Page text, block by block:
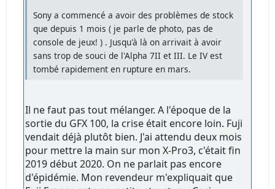
Sony a commencé a avoir des problèmes de stock
que depuis 1 mois ( je parle de photo, pas de
console de jeux! ) . Jusqu'à là on arrivait à avoir
sans trop de souci de l'Alpha 7II et III. Le IV est
tombé rapidement en rupture en mars.
Il ne faut pas tout mélanger. A l'époque de la
sortie du GFX 100, la crise était encore loin. Fuji
vendait déjà plutôt bien. J'ai attendu deux mois
pour mettre la main sur mon X-Pro3, c'était fin
2019 début 2020. On ne parlait pas encore
d'épidémie. Mon revendeur m'expliquait que